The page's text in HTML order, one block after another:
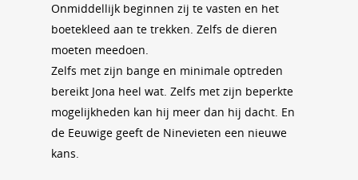
Onmiddellijk beginnen zij te vasten en het
boetekleed aan te trekken. Zelfs de dieren
moeten meedoen.
Zelfs met zijn bange en minimale optreden
bereikt Jona heel wat. Zelfs met zijn beperkte
mogelijkheden kan hij meer dan hij dacht. En
de Eeuwige geeft de Ninevieten een nieuwe
kans.